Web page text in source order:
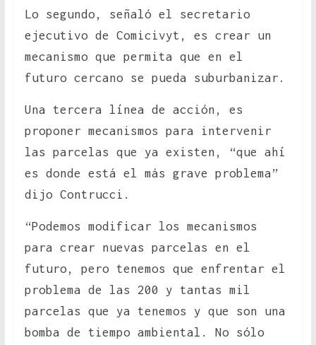
Lo segundo, señaló el secretario
ejecutivo de Comicivyt, es crear un
mecanismo que permita que en el
futuro cercano se pueda suburbanizar.
Una tercera línea de acción, es
proponer mecanismos para intervenir
las parcelas que ya existen, “que ahí
es donde está el más grave problema”
dijo Contrucci.
“Podemos modificar los mecanismos
para crear nuevas parcelas en el
futuro, pero tenemos que enfrentar el
problema de las 200 y tantas mil
parcelas que ya tenemos y que son una
bomba de tiempo ambiental. No sólo